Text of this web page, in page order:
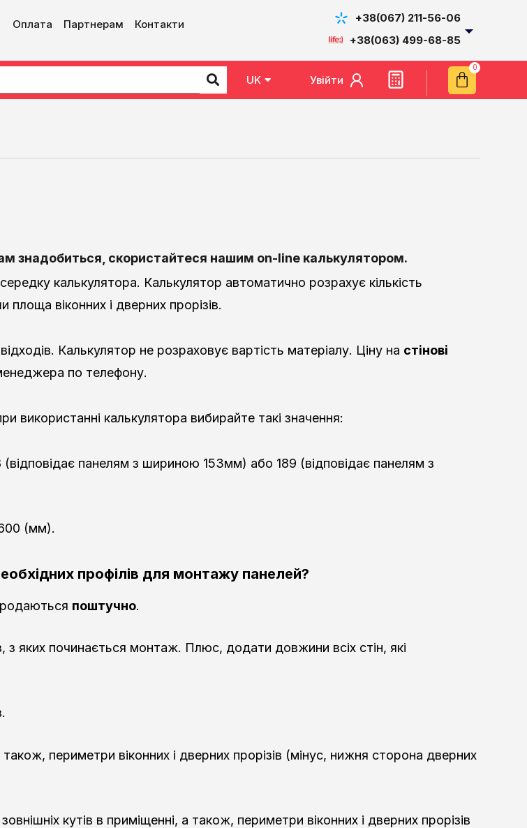
Оплата Партнерам
Контакти
+38(067) 211-56-06
+38(063) 499-68-85
UK
EN Увійти
знадобиться, скористайтеся нашим on-line калькулятором.
калькулятора. Калькулятор автоматично розрахує кількість
віконних і дверних прорізів.
Калькулятор не розраховує вартість матеріалу. Ціну на стінові
по телефону.
використанні калькулятора вибирайте такі значення:
панелям з шириною 153мм) або 189 (відповідає панелям з
(мм).
профілів для монтажу панелей?
поштучно.
з яких починається монтаж. Плюс, додати довжини всіх стін, які
також, периметри віконних і дверних прорізів (мінус, нижня сторона дверних
кутів в приміщенні, а також, периметри віконних і дверних прорізів